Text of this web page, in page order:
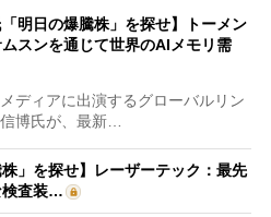
「明日の爆騰株」を探せ】トーメン
スンを通じて世界のAIメモリ需
ディアに出演するグローバルリン
博氏が、最新…
株」を探せ】レーザーテック：最先
検査装…